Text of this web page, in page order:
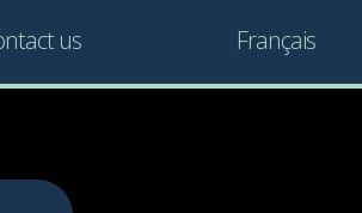
us Français